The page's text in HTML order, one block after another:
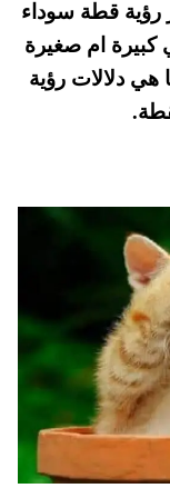
رؤية قطة سوداء
كبيرة ام صغيرة
دلالات رؤية